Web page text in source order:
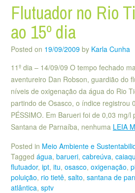
Flutuador no Rio
ao 15º dia
Posted on 19/09/2009 by Karla Cunha
11º dia – 14/09/09 O tempo fechado
aventureiro Dan Robson, guardião do
níveis de oxigenação da água do Rio
partindo de Osasco, o índice registrou
PÉSSIMO. Em Barueri foi de 0,03 mg/l
Santana de Parnaíba, nenhuma LEIA
Posted in Meio Ambiente e
Tagged água, barueri, cabreúva,
flutuador, ipt, itu, osasco, oxigenação,
poluição, rio tietê, salto, santana de
atlântica, sptv